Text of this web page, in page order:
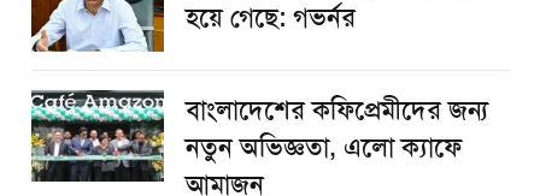
হয়ে গেছে: গভর্নর
বাংলাদেশের কফিপ্রেমীদের জন্য
নতুন অভিজ্ঞতা, এলো ক্যাফে
আমাজন